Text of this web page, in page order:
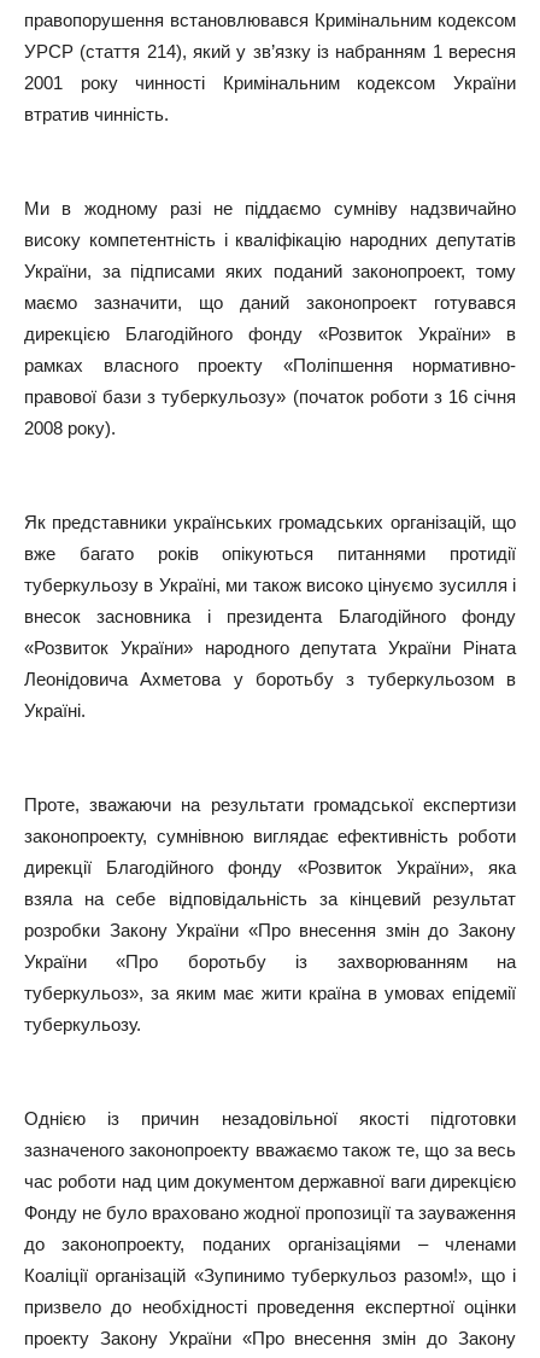
правопорушення встановлювався Кримінальним кодексом
УРСР (стаття 214), який у зв’язку із набранням 1 вересня
2001 року чинності Кримінальним кодексом України
втратив чинність.
Ми в жодному разі не піддаємо сумніву надзвичайно
високу компетентність і кваліфікацію народних депутатів
України, за підписами яких поданий законопроект, тому
маємо зазначити, що даний законопроект готувався
дирекцією Благодійного фонду «Розвиток України» в
рамках власного проекту «Поліпшення нормативно-
правової бази з туберкульозу» (початок роботи з 16 січня
2008 року).
Як представники українських громадських організацій, що
вже багато років опікуються питаннями протидії
туберкульозу в Україні, ми також високо цінуємо зусилля і
внесок засновника і президента Благодійного фонду
«Розвиток України» народного депутата України Ріната
Леонідовича Ахметова у боротьбу з туберкульозом в
Україні.
Проте, зважаючи на результати громадської експертизи
законопроекту, сумнівною виглядає ефективність роботи
дирекції Благодійного фонду «Розвиток України», яка
взяла на себе відповідальність за кінцевий результат
розробки Закону України «Про внесення змін до Закону
України «Про боротьбу із захворюванням на
туберкульоз», за яким має жити країна в умовах епідемії
туберкульозу.
Однією із причин незадовільної якості підготовки
зазначеного законопроекту вважаємо також те, що за весь
час роботи над цим документом державної ваги дирекцією
Фонду не було враховано жодної пропозиції та зауваження
до законопроекту, поданих організаціями – членами
Коаліції організацій «Зупинимо туберкульоз разом!», що і
призвело до необхідності проведення експертної оцінки
проекту Закону України «Про внесення змін до Закону